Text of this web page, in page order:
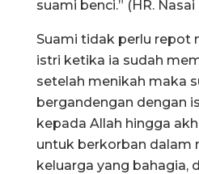
suami benci.” (HR.
Suami tidak perlu repot
istri ketika ia sudah
setelah menikah maka
bergandengan dengan
kepada Allah hingga
untuk berkorban dalam
keluarga yang bahagia,